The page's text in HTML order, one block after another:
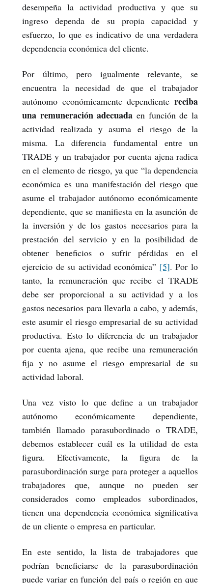
desempeña la actividad productiva y que su
ingreso dependa de su propia capacidad y
esfuerzo, lo que es indicativo de una verdadera
dependencia económica del cliente.
Por último, pero igualmente relevante, se
encuentra la necesidad de que el trabajador
autónomo económicamente dependiente reciba
una remuneración adecuada en función de la
actividad realizada y asuma el riesgo de la
misma. La diferencia fundamental entre un
TRADE y un trabajador por cuenta ajena radica
en el elemento de riesgo, ya que “la dependencia
económica es una manifestación del riesgo que
asume el trabajador autónomo económicamente
dependiente, que se manifiesta en la asunción de
la inversión y de los gastos necesarios para la
prestación del servicio y en la posibilidad de
obtener beneficios o sufrir pérdidas en el
ejercicio de su actividad económica” [5]. Por lo
tanto, la remuneración que recibe el TRADE
debe ser proporcional a su actividad y a los
gastos necesarios para llevarla a cabo, y además,
este asumir el riesgo empresarial de su actividad
productiva. Esto lo diferencia de un trabajador
por cuenta ajena, que recibe una remuneración
fija y no asume el riesgo empresarial de su
actividad laboral.
Una vez visto lo que define a un trabajador
autónomo económicamente dependiente,
también llamado parasubordinado o TRADE,
debemos establecer cuál es la utilidad de esta
figura. Efectivamente, la figura de la
parasubordinación surge para proteger a aquellos
trabajadores que, aunque no pueden ser
considerados como empleados subordinados,
tienen una dependencia económica significativa
de un cliente o empresa en particular.
En este sentido, la lista de trabajadores que
podrían beneficiarse de la parasubordinación
puede variar en función del país o región en que